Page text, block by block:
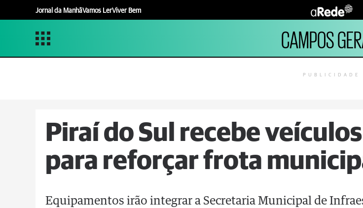
Jornal da ManhãVamos LerViver Bem
CAMPOS
PUBLICIDADE
Piraí do Sul recebe veículos
para reforçar frota
Equipamentos irão integrar a Secretaria Municipal de